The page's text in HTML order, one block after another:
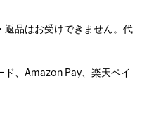
返品はお受けできません。代
ド、Amazon Pay、楽天ペイ